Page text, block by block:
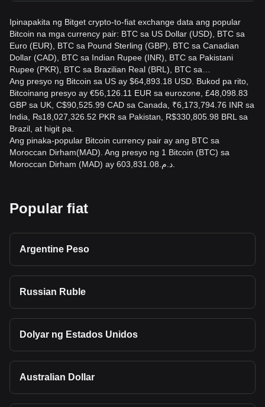
Ipinapakita ng Bitget crypto-to-fiat exchange data ang popular
Bitcoin na mga currency pair: BTC sa US Dollar (USD), BTC sa
Euro (EUR), BTC sa Pound Sterling (GBP), BTC sa Canadian
Dollar (CAD), BTC sa Indian Rupee (INR), BTC sa Pakistani
Rupee (PKR), BTC sa Brazilian Real (BRL), BTC sa…
Ang presyo ng Bitcoin sa US ay $64,893.18 USD. Bukod pa rito,
Bitcoinang presyo ay €56,126.11 EUR sa eurozone, £48,098.83
GBP sa UK, C$90,525.99 CAD sa Canada, ₹6,173,794.76 INR sa
India, ₨18,027,326.52 PKR sa Pakistan, R$330,805.98 BRL sa
Brazil, at higit pa.
Ang pinaka-popular Bitcoin currency pair ay ang BTC sa
Moroccan Dirham(MAD). Ang presyo ng 1 Bitcoin (BTC) sa
Popular fiat
Argentine Peso
Russian Ruble
Dolyar ng Estados Unidos
Australian Dollar